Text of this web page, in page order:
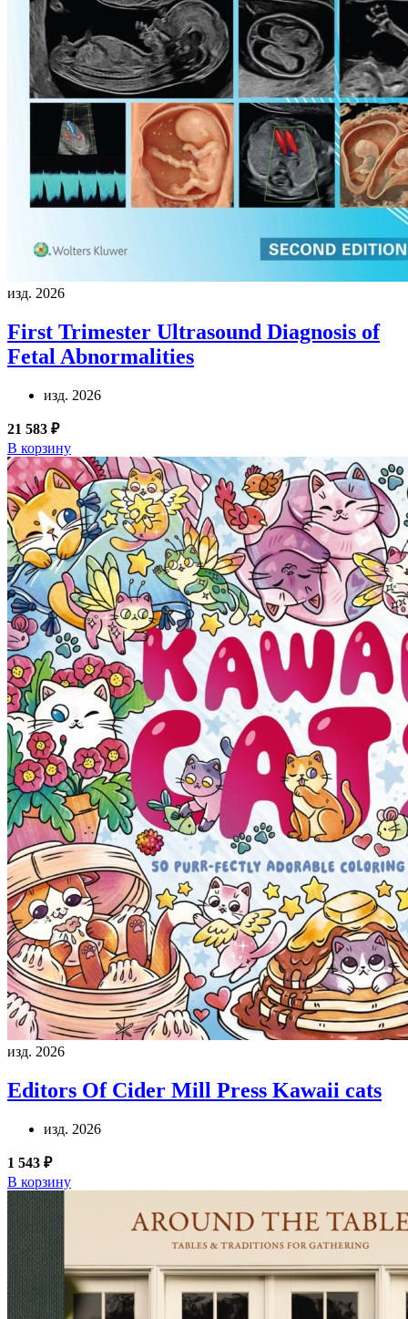
изд. 2026
First Trimester Ultrasound Diagnosis of
Fetal Abnormalities
изд. 2026
21 583 ₽
В корзину
изд. 2026
Editors Of Cider Mill Press Kawaii cats
изд. 2026
1 543 ₽
В корзину